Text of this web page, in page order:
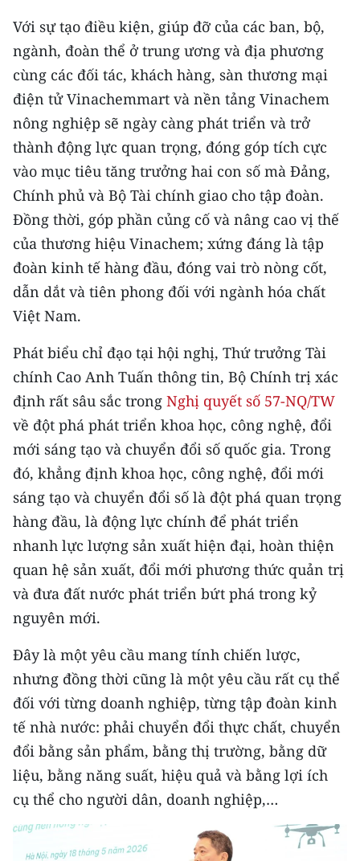
Với sự tạo điều kiện, giúp đỡ của các ban, bộ,
ngành, đoàn thể ở trung ương và địa phương
cùng các đối tác, khách hàng, sàn thương mại
điện tử Vinachemmart và nền tảng Vinachem
nông nghiệp sẽ ngày càng phát triển và trở
thành động lực quan trọng, đóng góp tích cực
vào mục tiêu tăng trưởng hai con số mà Đảng,
Chính phủ và Bộ Tài chính giao cho tập đoàn.
Đồng thời, góp phần củng cố và nâng cao vị thế
của thương hiệu Vinachem; xứng đáng là tập
đoàn kinh tế hàng đầu, đóng vai trò nòng cốt,
dẫn dắt và tiên phong đối với ngành hóa chất
Việt Nam.
Phát biểu chỉ đạo tại hội nghị, Thứ trưởng Tài
chính Cao Anh Tuấn thông tin, Bộ Chính trị xác
định rất sâu sắc trong Nghị quyết số 57-NQ/TW
về đột phá phát triển khoa học, công nghệ, đổi
mới sáng tạo và chuyển đổi số quốc gia. Trong
đó, khẳng định khoa học, công nghệ, đổi mới
sáng tạo và chuyển đổi số là đột phá quan trọng
hàng đầu, là động lực chính để phát triển
nhanh lực lượng sản xuất hiện đại, hoàn thiện
quan hệ sản xuất, đổi mới phương thức quản trị
và đưa đất nước phát triển bứt phá trong kỷ
nguyên mới.
Đây là một yêu cầu mang tính chiến lược,
nhưng đồng thời cũng là một yêu cầu rất cụ thể
đối với từng doanh nghiệp, từng tập đoàn kinh
tế nhà nước: phải chuyển đổi thực chất, chuyển
đổi bằng sản phẩm, bằng thị trường, bằng dữ
liệu, bằng năng suất, hiệu quả và bằng lợi ích
cụ thể cho người dân, doanh nghiệp,…